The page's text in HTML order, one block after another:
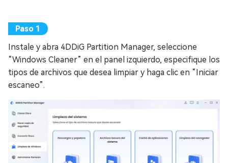
Instale y abra 4DDiG Partition Manager, seleccione
“Windows Cleaner” en el panel izquierdo, especifique los
tipos de archivos que desea limpiar y haga clic en “Iniciar
escaneo”.